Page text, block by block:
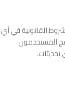
القانونية في أي
المستخدمون